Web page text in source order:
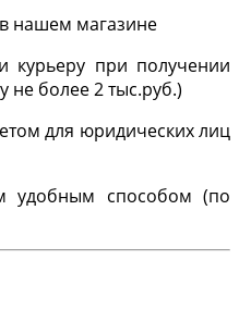
нашем магазине
курьеру при получении
не более 2 тыс.руб.)
для юридических лиц
удобным способом (по